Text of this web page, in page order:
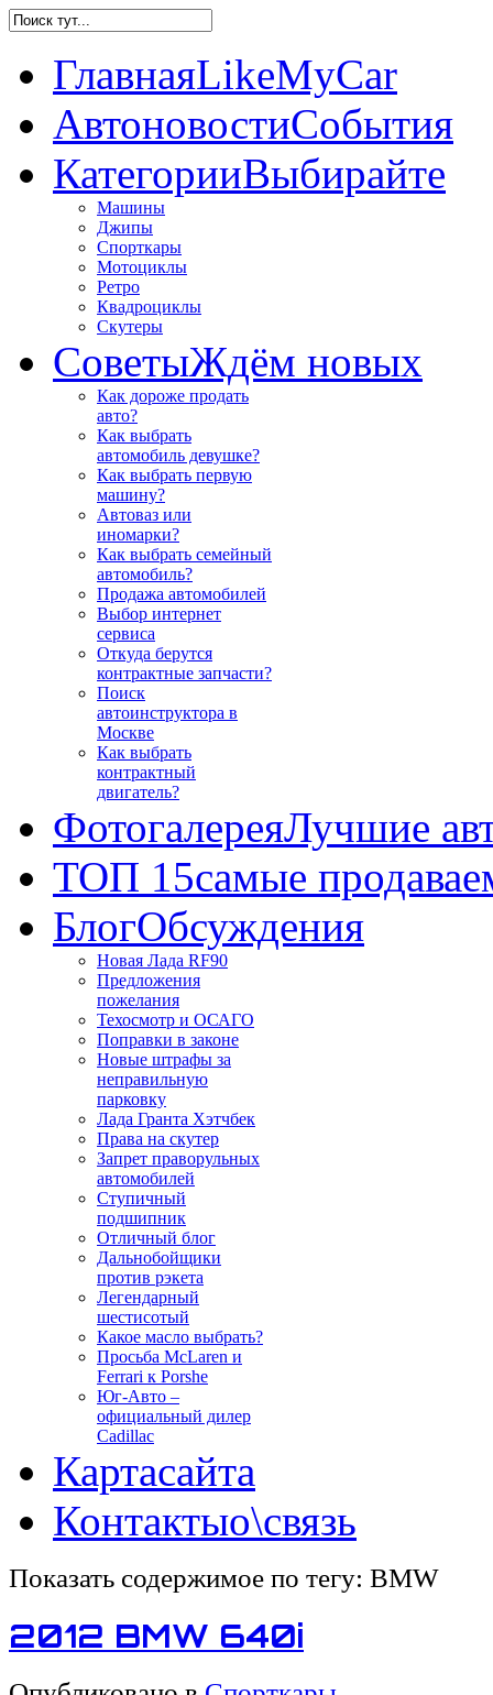
ГлавнаяLikeMyCar
АвтоновостиСобытия
КатегорииВыбирайте
Машины
Джипы
Спорткары
Мотоциклы
Ретро
Квадроциклы
Скутеры
СоветыЖдём новых
Как дороже продать
авто?
Как выбрать
автомобиль девушке?
Как выбрать первую
машину?
Автоваз или
иномарки?
Как выбрать семейный
автомобиль?
Продажа автомобилей
Выбор интернет
сервиса
Откуда берутся
контрактные запчасти?
Поиск
автоинструктора в
Москве
Как выбрать
контрактный
двигатель?
ФотогалереяЛучшие
ТОП 15самые
БлогОбсуждения
Новая Лада RF90
Предложения
пожелания
Техосмотр и ОСАГО
Поправки в законе
Новые штрафы за
неправильную
парковку
Лада Гранта Хэтчбек
Права на скутер
Запрет праворульных
автомобилей
Ступичный
подшипник
Отличный блог
Дальнобойщики
против рэкета
Легендарный
шестисотый
Какое масло выбрать?
Просьба McLaren и
Ferrari к Porshe
Юг-Авто –
официальный дилер
Cadillac
Картасайта
Контактыо\связь
Показать содержимое по тегу: BMW
2012 BMW 640i